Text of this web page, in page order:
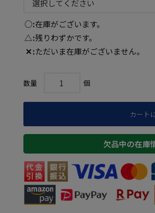
○ 在庫がございます。
△ 残りわずかです。
✕ ただいま在庫がございません。
カート
欠品中の在庫